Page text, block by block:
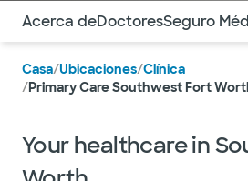
Utilice esta navegación para
Acerca deDoctoresSeguro
Casa/Ubicaciones/Clínica
/Primary Care Southwest Fort
Your healthcare in